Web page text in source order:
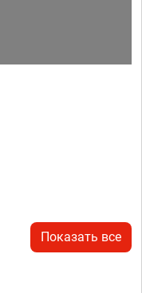
Показать все